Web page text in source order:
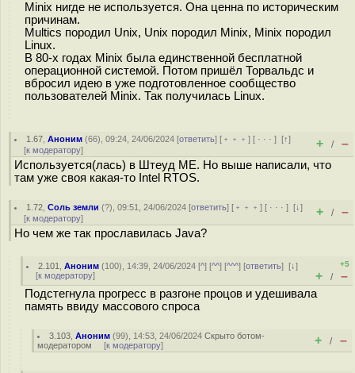
Minix нигде не используется. Она ценна по историческим
причинам.
Multics породил Unix, Unix породил Minix, Minix породил
Linux.
В 80-х годах Minix была единственной бесплатной
операционной системой. Потом пришёл Торвальдс и
вбросил идею в уже подготовленное сообщество
пользователей Minix. Так получилась Linux.
1.67 ,Аноним (66), 09:24, 24/06/2024 [ответить] [ ﹢﹢﹢] [ · · ·][↑]
[к модератору] + / –
Используется(лась) в Штеуд ME. Но выше написали, что
там уже своя какая-то Intel RTOS.
1.72 ,Соль земли (?), 09:51, 24/06/2024 [ответить] [ ﹢﹢﹢] [ · · ·][↓]
[к модератору] + / –
Но чем же так прославилась Java?
2.101 ,Аноним (100), 14:39, 24/06/2024 [^] [^^] [^^^] [ответить][↓]
[к модератору]
+5
+ / –
Подстегнула прогресс в разгоне процов и удешивала
память ввиду массового спроса
3.103 ,Аноним (99), 14:53, 24/06/2024Скрыто ботом-
модератором [к модератору] + / –